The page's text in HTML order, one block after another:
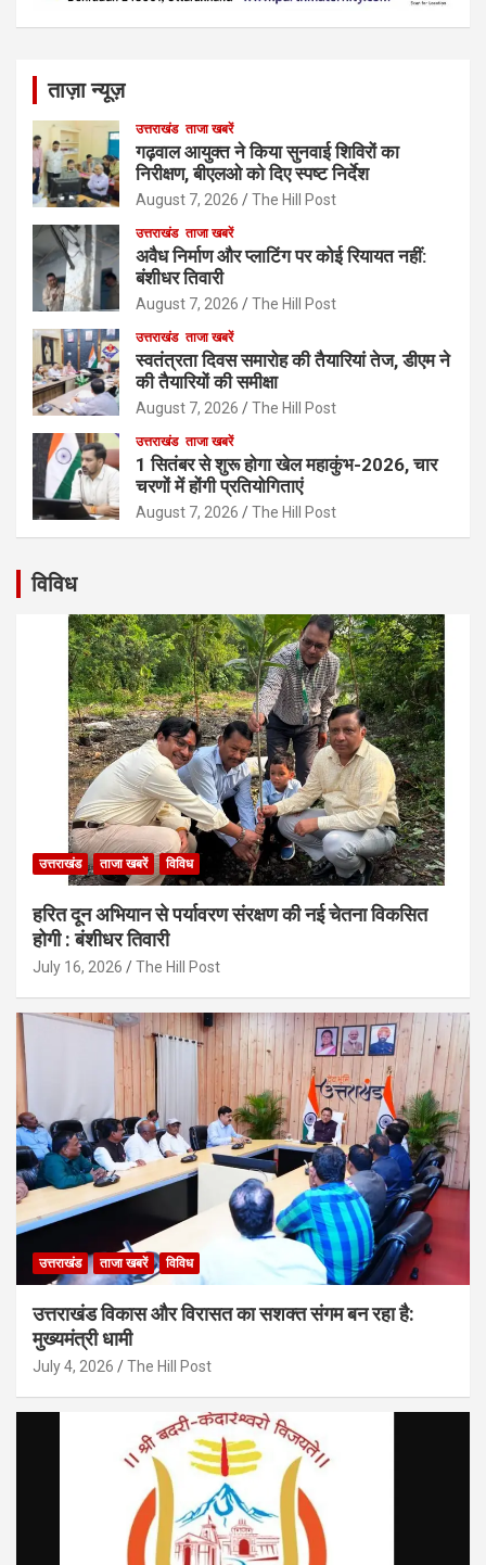
ताज़ा न्यूज़
उत्तराखंड ताजा खबरें
गढ़वाल आयुक्त ने किया सुनवाई शिविरों का
निरीक्षण, बीएलओ को दिए स्पष्ट निर्देश
August 7, 2026 The Hill Post
उत्तराखंड ताजा खबरें
अवैध निर्माण और प्लाटिंग पर कोई रियायत नहीं:
बंशीधर तिवारी
August 7, 2026 The Hill Post
उत्तराखंड ताजा खबरें
स्वतंत्रता दिवस समारोह की तैयारियां तेज, डीएम ने
की तैयारियों की समीक्षा
August 7, 2026 The Hill Post
उत्तराखंड ताजा खबरें
1 सितंबर से शुरू होगा खेल महाकुंभ-2026, चार
चरणों में होंगी प्रतियोगिताएं
August 7, 2026 The Hill Post
विविध
उत्तराखंड ताजा खबरें विविध
हरित दून अभियान से पर्यावरण संरक्षण की नई चेतना विकसित
होगी : बंशीधर तिवारी
July 16, 2026 The Hill Post
उत्तराखंड ताजा खबरें विविध
उत्तराखंड विकास और विरासत का सशक्त संगम बन रहा है:
मुख्यमंत्री धामी
July 4, 2026 The Hill Post